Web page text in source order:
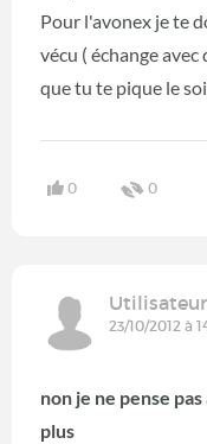
Pour l'avonex je te
vécu ( échange
que tu te pique le
0 0
23/10/2012 à
non je ne pense
plus